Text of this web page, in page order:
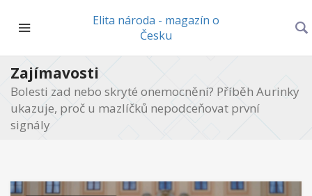
Elita národa - magazín o
Česku
Zajímavosti
Bolesti zad nebo skryté onemocnění? Příběh Aurinky
ukazuje, proč u mazlíčků nepodceňovat první
signály